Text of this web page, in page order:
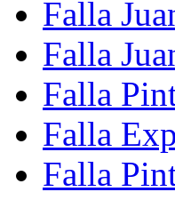
Falla
Falla
Falla
Falla
Falla